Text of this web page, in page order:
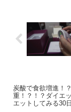
炭酸で食欲増進！
重！？！？ダイエ
エットしてみる30